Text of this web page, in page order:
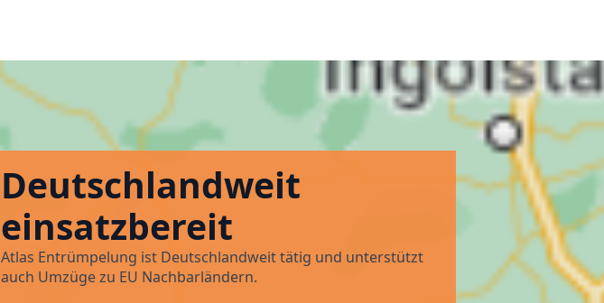
Deutschlandweit
einsatzbereit
Atlas Entrümpelung ist Deutschlandweit tätig und unterstützt
auch Umzüge zu EU Nachbarländern.